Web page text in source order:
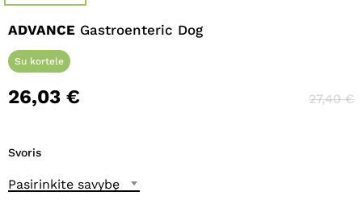
ADVANCE Gastroenteric Dog
Su kortele
26,03 € 27,40€
Svoris
Pasirinkite savybę
išsaugoti vardą, el. pašto adresą ir